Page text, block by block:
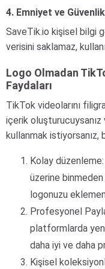
4. Emniyet ve Güvenlik
SaveTik.io kişisel bilgi
verisini saklamaz,
Logo Olmadan
Faydaları
TikTok videolarını
içerik
kullanmak istiyorsanız,
Kolay
üzerine
logonuzu
Profesyonel
platformlarda
daha iyi ve daha
Kişisel